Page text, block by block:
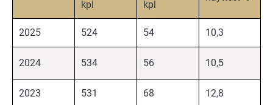
kpl
kpl
2025 524 54 10,3
2024 534 56 10,5
2023 531 68 12,8